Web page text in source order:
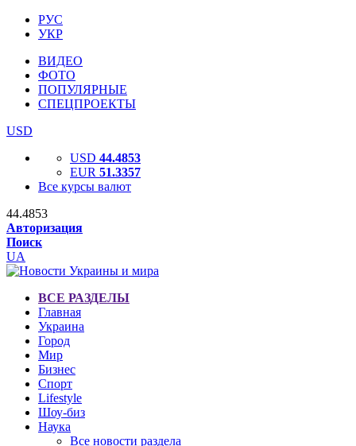
РУС
УКР
ВИДЕО
ФОТО
ПОПУЛЯРНЫЕ
СПЕЦПРОЕКТЫ
USD
USD 44.4853
EUR 51.3357
Все курсы валют
44.4853
Авторизация
Поиск
UA
ВСЕ РАЗДЕЛЫ
Главная
Украина
Город
Мир
Бизнес
Спорт
Lifestyle
Шоу-биз
Наука
Все новости раздела